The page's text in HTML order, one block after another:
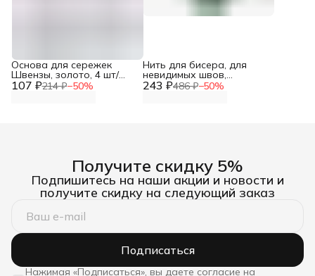
107 ₽214 ₽−50%
Основа для сережек
Швензы, золото, 4 шт/
упак, Astra&Craft 243 ₽486 ₽−50%
Нить для бисера, для
невидимых швов,
мононить 0,1 мм, 5000 м,
Получите скидку 5%
Подпишитесь на наши акции и новости и
получите скидку на следующий заказ
Подписаться
Нажимая «Подписаться», вы даете согласие на